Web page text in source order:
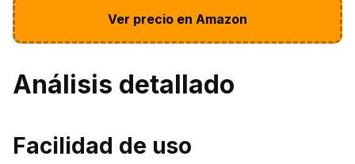
Ver precio en Amazon
Análisis detallado
Facilidad de uso